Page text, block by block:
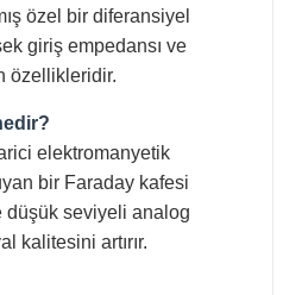
özel bir diferansiyel
giriş empedansı ve
özellikleridir.
elektromanyetik
bir Faraday kafesi
düşük seviyeli analog
kalitesini artırır.